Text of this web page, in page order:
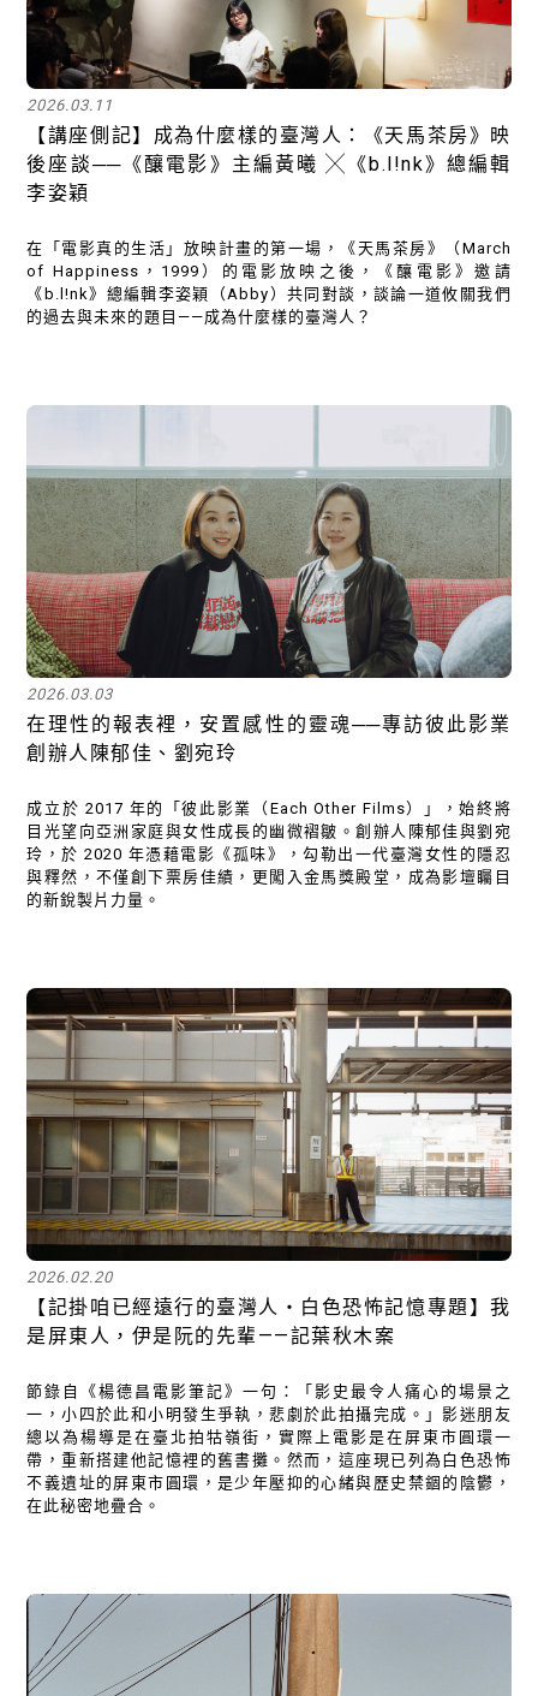
2026.03.11
【​講座側記】成為什麼樣的臺灣人：《天馬茶房》映
後座談──《釀電影》主編黃曦 ╳《b.l!nk》總編輯
李姿穎
在「電影真的生活」放映計畫的第一場，《天馬茶房》（March
of Happiness，1999）的電影放映之後，《釀電影》邀請
《b.l!nk》總編輯李姿穎（Abby）共同對談，談論一道攸關我們
的過去與未來的題目——成為什麼樣的臺灣人？
2026.03.03
在理性的報表裡，安置感性的靈魂──專訪彼此影業
創辦人陳郁佳、劉宛玲
成立於 2017 年的「彼此影業（Each Other Films）」，始終將
目光望向亞洲家庭與女性成長的幽微褶皺。創辦人陳郁佳與劉宛
玲，於 2020 年憑藉電影《孤味》，勾勒出一代臺灣女性的隱忍
與釋然，不僅創下票房佳績，更闖入金馬獎殿堂，成為影壇矚目
的新銳製片力量。
2026.02.20
【​記掛咱已經遠行的臺灣人・白色恐怖記憶專題】我
是屏東⼈，伊是阮的先輩——記葉秋木案
節錄自《楊德昌電影筆記》一句：「影史最令人痛心的場景之
一，小四於此和小明發生爭執，悲劇於此拍攝完成。」影迷朋友
總以為楊導是在臺北拍牯嶺街，實際上電影是在屏東市圓環一
帶，重新搭建他記憶裡的舊書攤。然而，這座現已列為白色恐怖
不義遺址的屏東市圓環，是少年壓抑的心緒與歷史禁錮的陰鬱，
在此秘密地疊合。